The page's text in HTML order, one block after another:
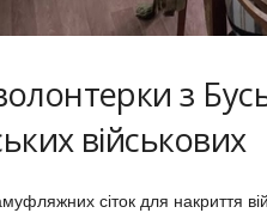
з
військових
сіток для накриття